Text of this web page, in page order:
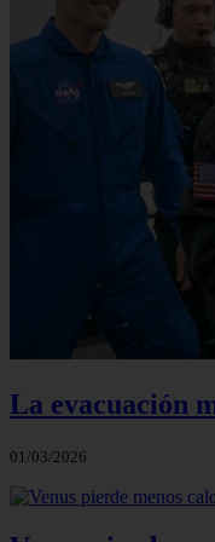
La evacuación
01/03/2026